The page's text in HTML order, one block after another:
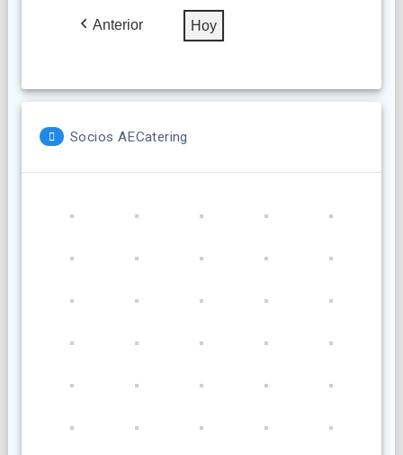
2026
2026
2026
2026
Anterior Hoy
Socios AECatering